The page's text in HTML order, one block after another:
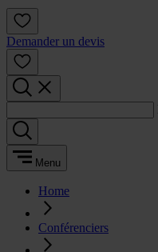
Demander un devis
Menu
Home
Conférenciers